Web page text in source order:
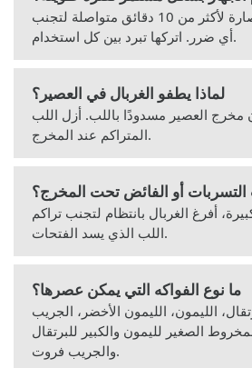
لا، لا تقم بتشغيل العصارة لأكثر من 10 دقائق متواصلة لتجنب
أي ضرر. اتركها تبرد بين كل استخدام.
لماذا يطفو الغربال في العصير؟
العصير مسدودًا باللب. أزل اللب
المتراكم عند المخرج.
التسربات أو الفائض تحت المخرج؟
أفرغ الغربال بانتظام لتجنب تراكم
اللب الذي يسد الفتحات.
ما نوع الفواكه التي يمكن عصرها؟
الليمون، الليمون الأخضر، الجريب
الصغير لليمون والكبير للبرتقال
والجريب فروت.